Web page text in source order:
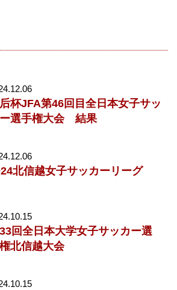
杯JFA第46回目全日本女子サッ
選手権大会 結果
北信越女子サッカーリーグ
回全日本大学女子サッカー選
北信越大会